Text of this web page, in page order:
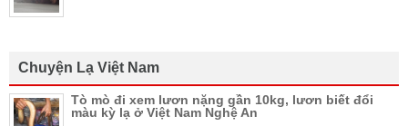
Chuyện Lạ Việt Nam
Tò mò đi xem lươn nặng gần 10kg, lươn biết đổi
màu kỳ lạ ở Việt Nam Nghệ An